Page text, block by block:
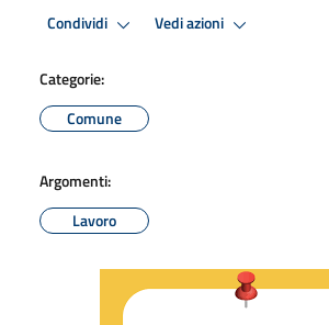
Condividi Vedi azioni
Categorie:
Comune
Argomenti:
Lavoro